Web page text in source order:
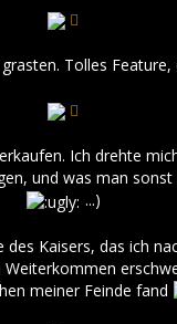
Tolles
Ich drehte
und was man
...)
Kaisers, das ich
meiner Feinde fand